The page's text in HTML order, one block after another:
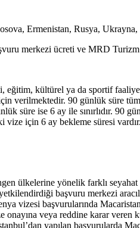
Ermenistan, Rusya,
merkezi ücreti ve MRD Turizm
eğitim, kültürel ya da sportif
verilmektedir. 90 günlük süre
süre ise 6 ay ile sınırlıdır. 90
vize için 6 ay bekleme süresi vardır.
ülkelerine yönelik farklı seyahat
başvuru merkezi
vizesi başvurularında
veya reddine karar veren
yapılan başvurularda